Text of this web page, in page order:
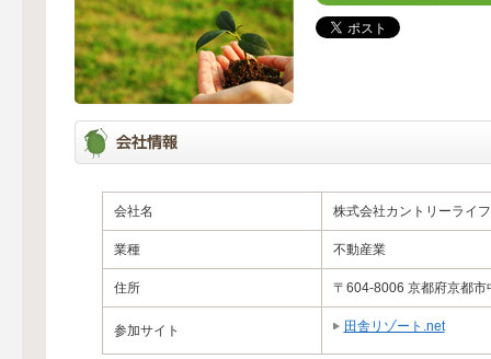
会社名 株式会社カントリーライフ
業種 不動産業
住所 〒604-8006 京都府京都市
参加サイト 田舎リゾート.net